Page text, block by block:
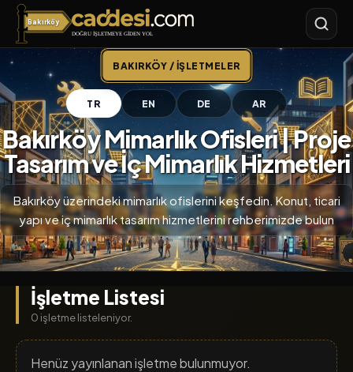
Bakırköy
Bakırköy
BAKIRKÖY / İŞLETMELER
TR EN DE AR
Bakırköy Mimarlık Ofisleri | Proje
Tasarım ve İç Mimarlık Hizmetleri
Bakırköy üzerindeki mimarlık ofislerini keşfedin. Konut, ticari
yapı ve iç mimarlık tasarım hizmetlerini rehberimizde bulun
İşletme Listesi
0 işletme listeleniyor.
Henüz yayınlanan işletme bulunmuyor.